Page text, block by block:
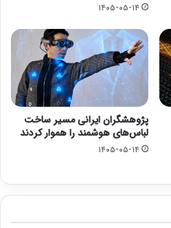
۱۴۰۵-۰۵-۱۴
پژوهشگران ایرانی مسیر ساخت
لباس‌های هوشمند را هموار کردند
۱۴۰۵-۰۵-۱۴